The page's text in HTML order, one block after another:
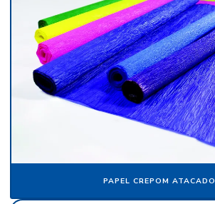
Fornecedor de floco de nylon
Fornecedor de papel camurça
Fornecedor de papel crepom
Fornecedor de papel crepom parafinado
Fornecedor de papel veludo
Fornecedor de veludo
PAPEL CREPOM ATACADO